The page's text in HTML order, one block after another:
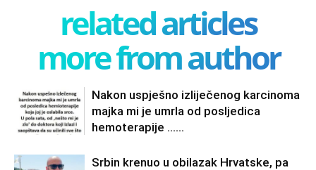
related articles
more from author
Nakon uspješno izliječenog karcinoma
majka mi je umrla od posljedica
hemoterapije ……
Srbin krenuo u obilazak Hrvatske, pa